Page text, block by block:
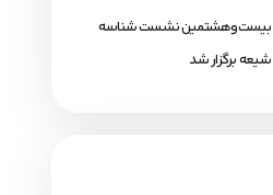
بیست‌وهشتمین نشست شناسه
شیعه برگزار شد